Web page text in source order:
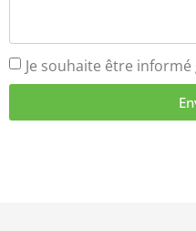
Je souhaite être